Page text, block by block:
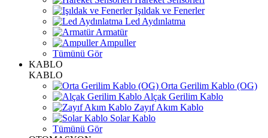
Işıldak ve Fenerler
Led Aydınlatma
Armatür
Ampuller
Tümünü Gör
KABLO
KABLO
Orta Gerilim Kablo (OG)
Alçak Gerilim Kablo
Zayıf Akım Kablo
Solar Kablo
Tümünü Gör